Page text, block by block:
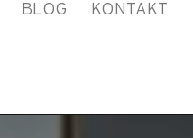
BLOG KONTAKT